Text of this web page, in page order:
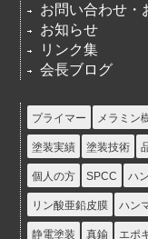
お問い合わせ・
お知らせ
リンク集
会長ブログ
プライマー メラミン
塗装実績 塗装技術
個人の方 SPCC ハ
リン酸亜鉛皮膜 ハン
静電塗装 真鍮 エポ